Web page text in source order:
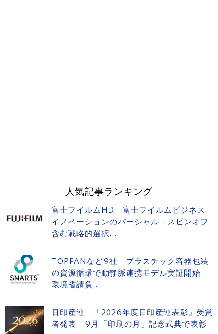
人気記事ランキング
富士フイルムHD 富士フイルムビジネス
イノベーションのパーシャル・スピンオフ
含む戦略的選択...
TOPPANなど9社 プラスチック容器包装
の資源循環で動静脈連携モデル実証開始
環境省請負...
日印産連 「2026年度日印産連表彰」受賞
者発表 9月「印刷の月」記念式典で表彰